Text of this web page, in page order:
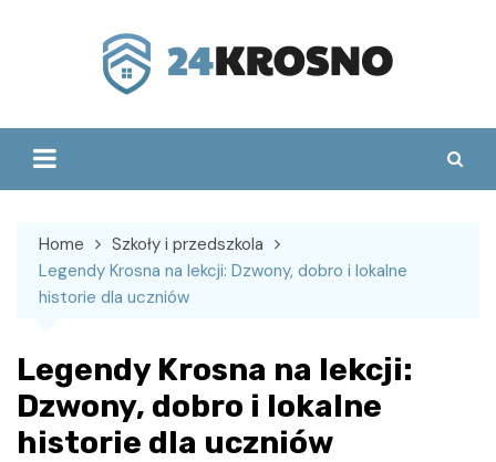
Home
Szkoły i przedszkola
Legendy Krosna na lekcji: Dzwony, dobro i lokalne
historie dla uczniów
Legendy Krosna na lekcji:
Dzwony, dobro i lokalne
historie dla uczniów